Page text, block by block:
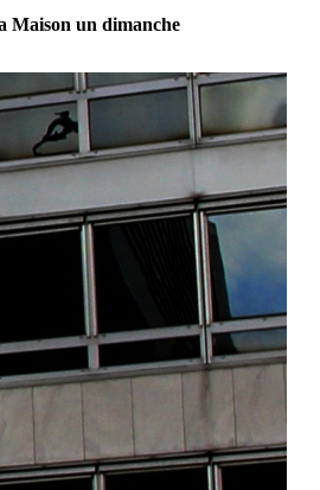
Maison un dimanche